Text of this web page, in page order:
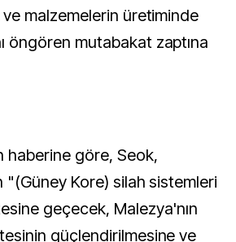
malzemelerin üretiminde
öngören mutabakat zaptına
haberine göre, Seok,
"(Güney Kore) silah sistemleri
geçecek, Malezya'nın
güçlendirilmesine ve